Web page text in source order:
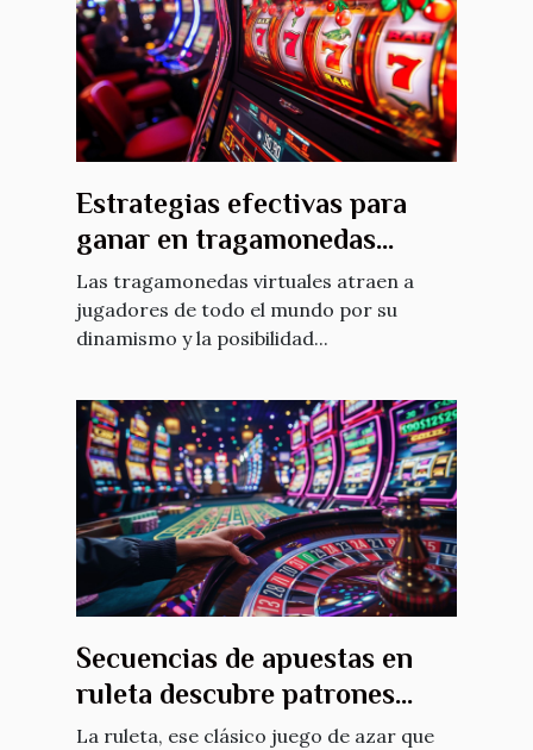
Estrategias efectivas para
ganar en tragamonedas
virtuales
Las tragamonedas virtuales atraen a
jugadores de todo el mundo por su
dinamismo y la posibilidad...
Secuencias de apuestas en
ruleta descubre patrones
para optimizar tus jugadas
La ruleta, ese clásico juego de azar que